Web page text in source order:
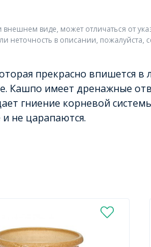
виде, может отличаться от
в описании, пожалуйста,
прекрасно впишется в
Кашпо имеет дренажные
гниение корневой
не царапаются.